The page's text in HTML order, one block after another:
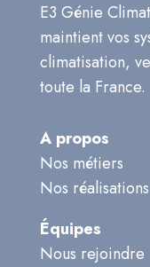
E3 Génie
maintient vos
climatisation,
toute la France.
A propos
Nos métiers
Nos réalisations
Équipes
Nous rejoindre